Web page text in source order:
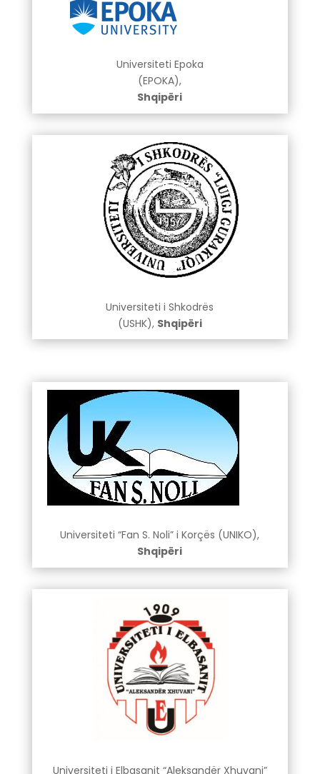
Universiteti Epoka
(EPOKA),
Shqipëri
Universiteti i Shkodrës
(USHK), Shqipëri
Universiteti “Fan S. Noli” i Korçës (UNIKO),
Shqipëri
Universiteti i Elbasanit “Aleksandër Xhuvani”